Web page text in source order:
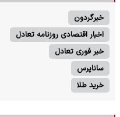
خبرگردون
اخبار اقتصادی روزنامه تعادل
خبر فوری تعادل
ساناپرس
خرید طلا